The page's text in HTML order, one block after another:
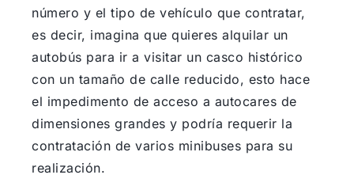
número y el tipo de vehículo que contratar,
es decir, imagina que quieres alquilar un
autobús para ir a visitar un casco histórico
con un tamaño de calle reducido, esto hace
el impedimento de acceso a autocares de
dimensiones grandes y podría requerir la
contratación de varios minibuses para su
realización.